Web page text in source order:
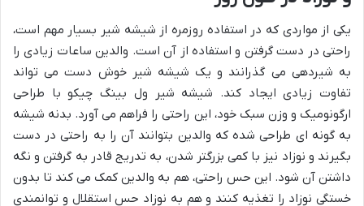
یکی از مواردی که در استفاده روزمره از شیشه شیر بسیار مهم است،
راحتی در دست گرفتن و استفاده از آن است. والدین ساعات زیادی را
به شیردهی می گذرانند و یک شیشه شیر خوش دست می تواند
تفاوت زیادی ایجاد کند. شیشه شیر ول بینگ چیکو با طراحی
ارگونومیک و وزن سبک خود، این راحتی را فراهم می آورد. بدنه شیشه
به گونه ای طراحی شده که والدین بتوانند آن را به راحتی در دست
بگیرند و نوزاد نیز با کمی بزرگتر شدن، به تدریج قادر به گرفتن و نگه
داشتن آن شود. این حس راحتی، هم به والدین کمک می کند تا بدون
خستگی نوزاد را تغذیه کنند و هم به نوزاد حس استقلال و توانمندی